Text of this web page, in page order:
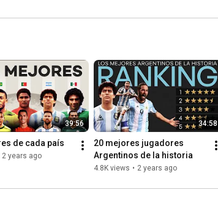
39:56
de cada país
2 years ago
34:58
20 mejores jugadores
Argentinos de la historia
4.8K views • 2 years ago